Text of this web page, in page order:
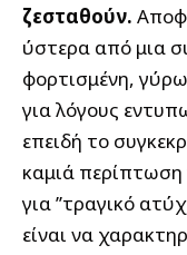
ζεσταθούν.
ύστερα από μια
φορτισμένη,
για λόγους
επειδή το
καμιά περίπτωση
για ’’τραγικό
είναι να